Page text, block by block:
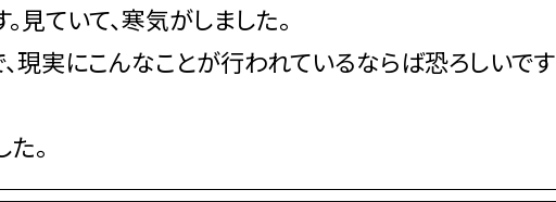
ていて、寒気がしました。
現実にこんなことが行われているならば恐ろしいです
。